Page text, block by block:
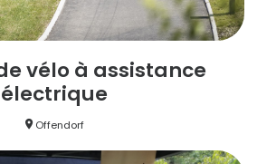
vélo à assistance
électrique
Offendorf